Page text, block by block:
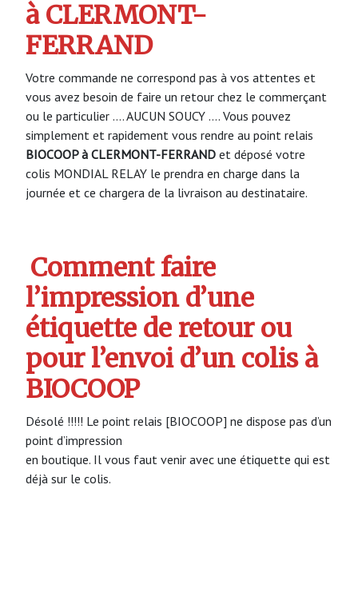
à CLERMONT-
FERRAND
Votre commande ne correspond pas à vos attentes et
vous avez besoin de faire un retour chez le commerçant
ou le particulier …. AUCUN SOUCY …. Vous pouvez
simplement et rapidement vous rendre au point relais
BIOCOOP à CLERMONT-FERRAND et déposé votre
colis MONDIAL RELAY le prendra en charge dans la
journée et ce chargera de la livraison au destinataire.
Comment faire
l’impression d’une
étiquette de retour ou
pour l’envoi d’un colis à
BIOCOOP
Désolé !!!!! Le point relais [BIOCOOP] ne dispose pas d’un
point d’impression
en boutique. Il vous faut venir avec une étiquette qui est
déjà sur le colis.